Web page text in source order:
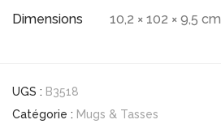
Dimensions 10,2 × 102 × 9,5 cm
UGS : B3518
Catégorie : Mugs & Tasses